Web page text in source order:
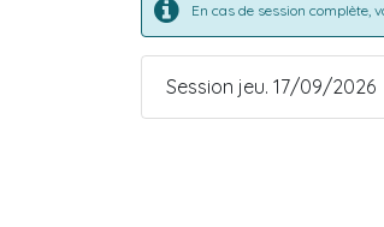
En cas de session complète,
Session jeu. 17/09/2026